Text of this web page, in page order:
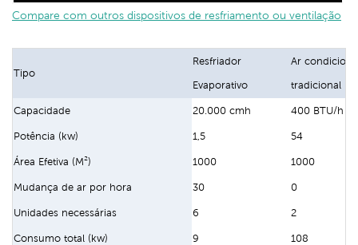
Compare com outros dispositivos de resfriamento ou ventilação
Tipo
Resfriador
Evaporativo
Ar
tradicional
Capacidade 20.000 cmh 400 BTU/h
Potência (kw) 1,5 54
Área Efetiva (M²) 1000 1000
Mudança de ar por hora 30 0
Unidades necessárias 6 2
Consumo total (kw) 9 108